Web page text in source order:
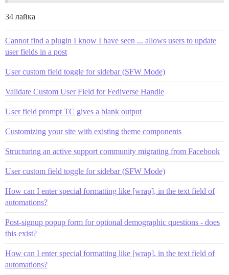
34 лайка
Cannot find a plugin I know I have seen ... allows users to update
user fields in a post
User custom field toggle for sidebar (SFW Mode)
Validate Custom User Field for Fediverse Handle
User field prompt TC gives a blank output
Customizing your site with existing theme components
Structuring an active support community migrating from Facebook
User custom field toggle for sidebar (SFW Mode)
How can I enter special formatting like [wrap], in the text field of
automations?
Post-signup popup form for optional demographic questions - does
this exist?
How can I enter special formatting like [wrap], in the text field of
automations?